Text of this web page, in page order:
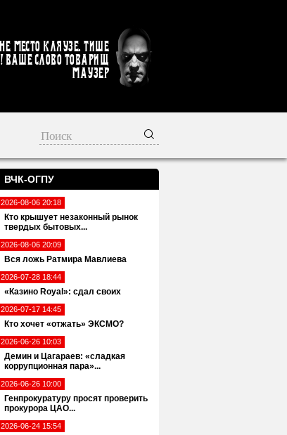
место кляузе. Тише
Ваше слово товарищ
Маузер
ВЧК-ОГПУ
2026-08-06 20:18
Кто крышует незаконный рынок
твердых бытовых...
2026-08-06 20:09
Вся ложь Ратмира Мавлиева
2026-07-28 18:44
«Казино Royal»: сдал своих
2026-07-17 14:45
Кто хочет «отжать» ЭКСМО?
2026-06-26 10:03
Демин и Цагараев: «сладкая
коррупционная пара»...
2026-06-26 10:00
Генпрокуратуру просят проверить
прокурора ЦАО...
2026-06-24 15:54